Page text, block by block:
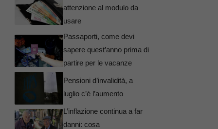
attenzione al modulo da
usare
Passaporti, come devi
sapere quest’anno prima di
partire per le vacanze
Pensioni d’invalidità, a
luglio c’è l’aumento
L’inflazione continua a far
danni: cosa